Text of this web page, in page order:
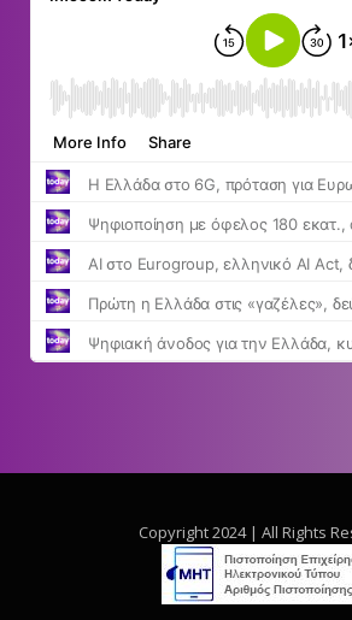
Copyright 2024 | All Rights